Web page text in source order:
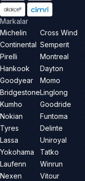
Markalar
Michelin
Continental
Pirelli
Hankook
Goodyear
Bridgestone
Kumho
Nokian
Tyres
Lassa
Yokohama
Laufenn
Nexen
Cross Wind
Semperit
Montreal
Dayton
Momo
Linglong
Goodride
Funtoma
Delinte
Uniroyal
Tatko
Winrun
Vitour